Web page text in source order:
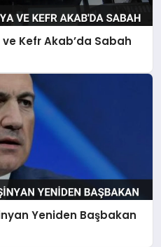
Kefr Akab’da Sabah
Yeniden Başbakan